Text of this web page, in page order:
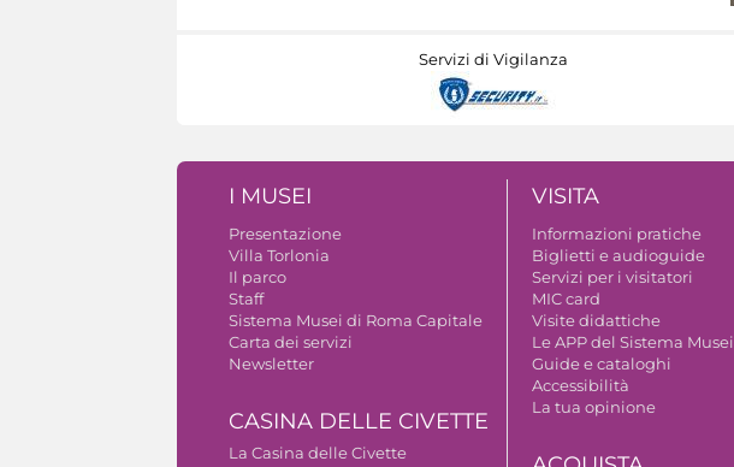
Servizi di Vigilanza
I MUSEI
Presentazione
Villa Torlonia
Il parco
Staff
Sistema Musei di Roma Capitale
Carta dei servizi
Newsletter
CASINA DELLE CIVETTE
La Casina delle Civette
VISITA
Informazioni pratiche
Biglietti e audioguide
Servizi per i visitatori
MIC card
Visite didattiche
Le APP del Sistema Musei
Guide e cataloghi
Accessibilità
La tua opinione